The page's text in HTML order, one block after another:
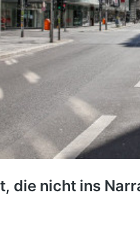
die nicht ins